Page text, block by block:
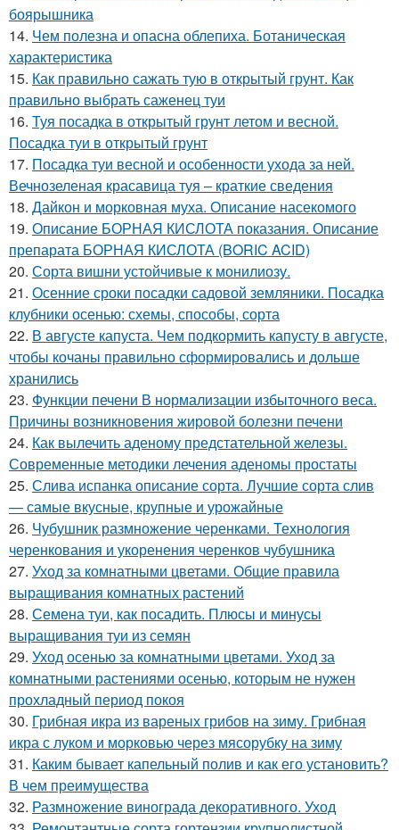
боярышника
14. Чем полезна и опасна облепиха. Ботаническая
характеристика
15. Как правильно сажать тую в открытый грунт. Как
правильно выбрать саженец туи
16. Туя посадка в открытый грунт летом и весной.
Посадка туи в открытый грунт
17. Посадка туи весной и особенности ухода за ней.
Вечнозеленая красавица туя – краткие сведения
18. Дайкон и морковная муха. Описание насекомого
19. Описание БОРНАЯ КИСЛОТА показания. Описание
препарата БОРНАЯ КИСЛОТА (BORIC ACID)
20. Сорта вишни устойчивые к монилиозу.
21. Осенние сроки посадки садовой земляники. Посадка
клубники осенью: схемы, способы, сорта
22. В августе капуста. Чем подкормить капусту в августе,
чтобы кочаны правильно сформировались и дольше
хранились
23. Функции печени В нормализации избыточного веса.
Причины возникновения жировой болезни печени
24. Как вылечить аденому предстательной железы.
Современные методики лечения аденомы простаты
25. Слива испанка описание сорта. Лучшие сорта слив
— самые вкусные, крупные и урожайные
26. Чубушник размножение черенками. Технология
черенкования и укоренения черенков чубушника
27. Уход за комнатными цветами. Общие правила
выращивания комнатных растений
28. Семена туи, как посадить. Плюсы и минусы
выращивания туи из семян
29. Уход осенью за комнатными цветами. Уход за
комнатными растениями осенью, которым не нужен
прохладный период покоя
30. Грибная икра из вареных грибов на зиму. Грибная
икра с луком и морковью через мясорубку на зиму
31. Каким бывает капельный полив и как его установить?
В чем преимущества
32. Размножение винограда декоративного. Уход